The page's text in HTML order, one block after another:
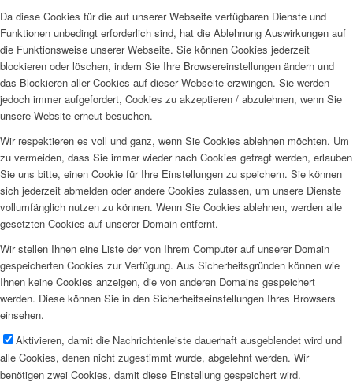
Da diese Cookies für die auf unserer Webseite verfügbaren Dienste und
Funktionen unbedingt erforderlich sind, hat die Ablehnung Auswirkungen auf
die Funktionsweise unserer Webseite. Sie können Cookies jederzeit
blockieren oder löschen, indem Sie Ihre Browsereinstellungen ändern und
das Blockieren aller Cookies auf dieser Webseite erzwingen. Sie werden
jedoch immer aufgefordert, Cookies zu akzeptieren / abzulehnen, wenn Sie
unsere Website erneut besuchen.
Wir respektieren es voll und ganz, wenn Sie Cookies ablehnen möchten. Um
zu vermeiden, dass Sie immer wieder nach Cookies gefragt werden, erlauben
Sie uns bitte, einen Cookie für Ihre Einstellungen zu speichern. Sie können
sich jederzeit abmelden oder andere Cookies zulassen, um unsere Dienste
vollumfänglich nutzen zu können. Wenn Sie Cookies ablehnen, werden alle
gesetzten Cookies auf unserer Domain entfernt.
Wir stellen Ihnen eine Liste der von Ihrem Computer auf unserer Domain
gespeicherten Cookies zur Verfügung. Aus Sicherheitsgründen können wie
Ihnen keine Cookies anzeigen, die von anderen Domains gespeichert
werden. Diese können Sie in den Sicherheitseinstellungen Ihres Browsers
einsehen.
Aktivieren, damit die Nachrichtenleiste dauerhaft ausgeblendet wird und
alle Cookies, denen nicht zugestimmt wurde, abgelehnt werden. Wir
benötigen zwei Cookies, damit diese Einstellung gespeichert wird.